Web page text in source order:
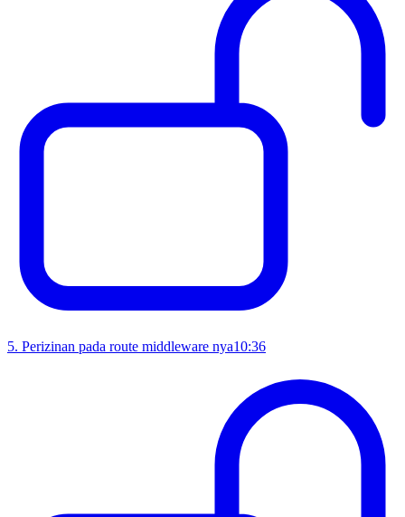
5. Perizinan pada route middleware nya10:36